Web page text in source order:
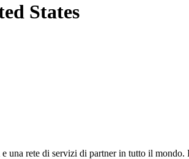
States
rete di servizi di partner in tutto il